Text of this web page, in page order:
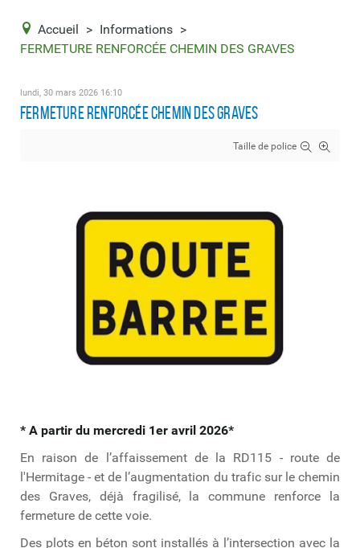
Accueil > Informations >
FERMETURE RENFORCÉE CHEMIN DES GRAVES
lundi, 30 mars 2026 16:10
FERMETURE RENFORCÉE CHEMIN DES GRAVES
Taille de police
* A partir du mercredi 1er avril 2026*
En raison de l’affaissement de la RD115 - route de
l'Hermitage - et de l’augmentation du trafic sur le chemin
des Graves, déjà fragilisé, la commune renforce la
fermeture de cette voie.
Des plots en béton sont installés à l’intersection avec la